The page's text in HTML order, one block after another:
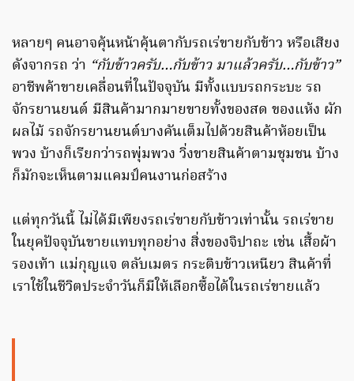
หลายๆ คนอาจคุ้นหน้าคุ้นตากับรถเร่ขายกับข้าว หรือเสียง
ดังจากรถ ว่า “กับข้าวครับ…กับข้าว มาแล้วครับ…กับข้าว”
อาชีพค้าขายเคลื่อนที่ในปัจจุบัน มีทั้งแบบรถกระบะ รถ
จักรยานยนต์ มีสินค้ามากมายขายทั้งของสด ของแห้ง ผัก
ผลไม้ รถจักรยานยนต์บางคันเต็มไปด้วยสินค้าห้อยเป็น
พวง บ้างก็เรียกว่ารถพุ่มพวง วิ่งขายสินค้าตามชุมชน บ้าง
ก็มักจะเห็นตามแคมป์คนงานก่อสร้าง
แต่ทุกวันนี้ ไม่ได้มีเพียงรถเร่ขายกับข้าวเท่านั้น รถเร่ขาย
ในยุคปัจจุบันขายแทบทุกอย่าง สิ่งของจิปาถะ เช่น เสื้อผ้า
รองเท้า แม่กุญแจ ตลับเมตร กระติบข้าวเหนียว สินค้าที่
เราใช้ในชีวิตประจำวันก็มีให้เลือกซื้อได้ในรถเร่ขายแล้ว